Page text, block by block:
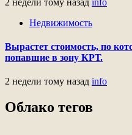
Недвижимость
Вырастет стоимость, по
попавшие в зону КРТ.
2 недели тому назад info
Облако тегов